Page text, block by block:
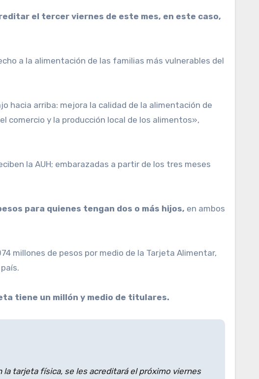
el tercer viernes de este mes, en este caso,
a la alimentación de las familias más vulnerables del
hacia arriba: mejora la calidad de la alimentación de
comercio y la producción local de los alimentos»,
la AUH; embarazadas a partir de los tres meses
para quienes tengan dos o más hijos, en ambos
millones de pesos por medio de la Tarjeta Alimentar,
tiene un millón y medio de titulares.
tarjeta física, se les acreditará el próximo viernes